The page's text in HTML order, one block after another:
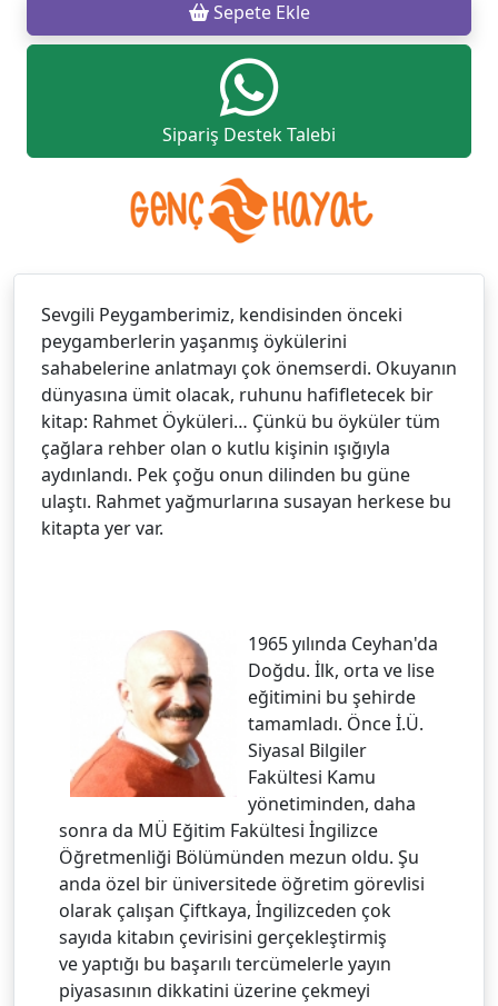
Sepete Ekle
Sipariş Destek Talebi
Sevgili Peygamberimiz, kendisinden önceki
peygamberlerin yaşanmış öykülerini
sahabelerine anlatmayı çok önemserdi. Okuyanın
dünyasına ümit olacak, ruhunu hafifletecek bir
kitap: Rahmet Öyküleri… Çünkü bu öyküler tüm
çağlara rehber olan o kutlu kişinin ışığıyla
aydınlandı. Pek çoğu onun dilinden bu güne
ulaştı. Rahmet yağmurlarına susayan herkese bu
kitapta yer var.
1965 yılında Ceyhan'da
Doğdu. İlk, orta ve lise
eğitimini bu şehirde
tamamladı. Önce İ.Ü.
Siyasal Bilgiler
Fakültesi Kamu
yönetiminden, daha
sonra da MÜ Eğitim Fakültesi İngilizce
Öğretmenliği Bölümünden mezun oldu. Şu
anda özel bir üniversitede öğretim görevlisi
olarak çalışan Çiftkaya, İngilizceden çok
sayıda kitabın çevirisini gerçekleştirmiş
ve yaptığı bu başarılı tercümelerle yayın
piyasasının dikkatini üzerine çekmeyi